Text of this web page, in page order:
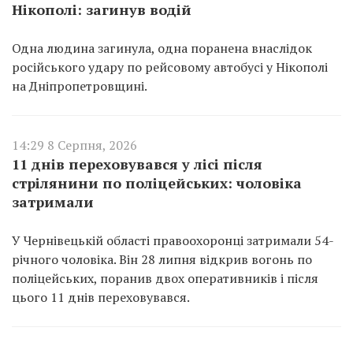
Нікополі: загинув водій
Одна людина загинула, одна поранена внаслідок
російського удару по рейсовому автобусі у Нікополі
на Дніпропетровщині.
14:29 8 Серпня, 2026
11 днів переховувався у лісі після
стрілянини по поліцейських: чоловіка
затримали
У Чернівецькій області правоохоронці затримали 54-
річного чоловіка. Він 28 липня відкрив вогонь по
поліцейських, поранив двох оперативників і після
цього 11 днів переховувався.